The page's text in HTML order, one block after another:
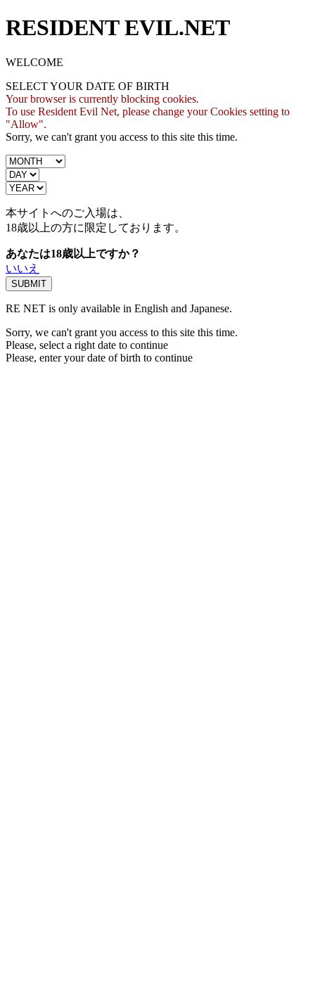
RESIDENT EVIL.NET
WELCOME
SELECT YOUR DATE OF BIRTH
Your browser is currently blocking cookies.
To use Resident Evil Net, please change your Cookies setting to
"Allow".
Sorry, we can't grant you access to this site this time.
本サイトへのご入場は、
18歳以上の方に限定しております。
あなたは18歳以上ですか？
いいえ
RE NET is only available in English and Japanese.
Sorry, we can't grant you access to this site this time.
Please, select a right date to continue
Please, enter your date of birth to continue